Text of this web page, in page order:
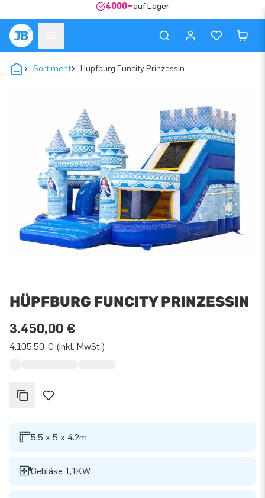
4000+auf Lager
Sortiment Hüpfburg Funcity Prinzessin
HÜPFBURG FUNCITY PRINZESSIN
3.450,00 €
4.105,50 € (inkl. MwSt.)
5.5 x 5 x 4.2m
Gebläse 1,1KW